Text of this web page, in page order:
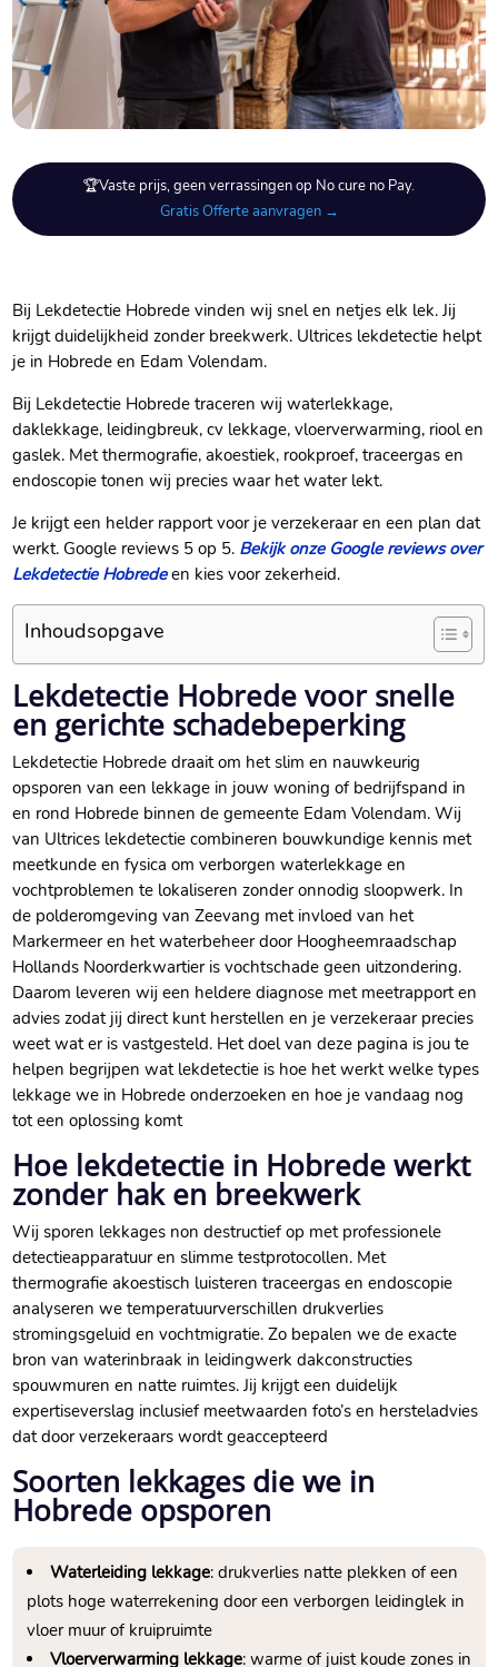
🏆Vaste prijs, geen verrassingen op No cure no Pay.
Gratis Offerte aanvragen →
Bij Lekdetectie Hobrede vinden wij snel en netjes elk lek.​ Jij
krijgt duidelijkheid zonder breekwerk.​ Ultrices lekdetectie helpt
je in Hobrede en Edam Volendam.​
Bij Lekdetectie Hobrede traceren wij waterlekkage,
daklekkage, leidingbreuk, cv lekkage, vloerverwarming, riool en
gaslek.​ Met thermografie, akoestiek, rookproef, traceergas en
endoscopie tonen wij precies waar het water lekt.​
Je krijgt een helder rapport voor je verzekeraar en een plan dat
werkt.​ Google reviews 5 op 5.​ Bekijk onze Google reviews over
Lekdetectie Hobredeen kies voor zekerheid.​
Inhoudsopgave
Lekdetectie Hobrede voor snelle
en gerichte schadebeperking
Lekdetectie Hobrede draait om het slim en nauwkeurig
opsporen van een lekkage in jouw woning of bedrijfspand in
en rond Hobrede binnen de gemeente Edam Volendam.​ Wij
van Ultrices lekdetectie combineren bouwkundige kennis met
meetkunde en fysica om verborgen waterlekkage en
vochtproblemen te lokaliseren zonder onnodig sloopwerk.​ In
de polderomgeving van Zeevang met invloed van het
Markermeer en het waterbeheer door Hoogheemraadschap
Hollands Noorderkwartier is vochtschade geen uitzondering.​
Daarom leveren wij een heldere diagnose met meetrapport en
advies zodat jij direct kunt herstellen en je verzekeraar precies
weet wat er is vastgesteld.​ Het doel van deze pagina is jou te
helpen begrijpen wat lekdetectie is hoe het werkt welke types
lekkage we in Hobrede onderzoeken en hoe je vandaag nog
tot een oplossing komt
Hoe lekdetectie in Hobrede werkt
zonder hak en breekwerk
Wij sporen lekkages non destructief op met professionele
detectieapparatuur en slimme testprotocollen.​ Met
thermografie akoestisch luisteren traceergas en endoscopie
analyseren we temperatuurverschillen drukverlies
stromingsgeluid en vochtmigratie.​ Zo bepalen we de exacte
bron van waterinbraak in leidingwerk dakconstructies
spouwmuren en natte ruimtes.​ Jij krijgt een duidelijk
expertiseverslag inclusief meetwaarden foto’s en hersteladvies
dat door verzekeraars wordt geaccepteerd
Soorten lekkages die we in
Hobrede opsporen
Waterleiding lekkage: drukverlies natte plekken of een
plots hoge waterrekening door een verborgen leidinglek in
vloer muur of kruipruimte
Vloerverwarming lekkage: warme of juist koude zones in